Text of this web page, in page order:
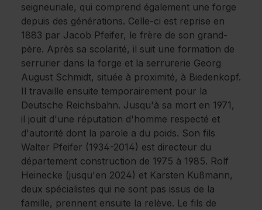
seigneuriale, qui comprend également une forge
depuis des générations. Celle-ci est reprise en
1883 par Jacob Pfeifer, le frère de son grand-
père. Après sa scolarité, il suit une formation de
serrurier dans la forge et la serrurerie Georg
August Schmidt, située à proximité, à Biedenkopf.
Il travaille ensuite temporairement pour la
Deutsche Reichsbahn. Jusqu'à sa mort en 1971,
il jouit d'une réputation d'homme respecté et
d'autorité dont la parole a du poids. Son fils
Walter Pfeifer (1934-2014) est directeur du
département construction de 1975 à 1985. Rolf
Heinecke (jusqu'en 2024) et Karsten Kußmann,
deux spécialistes qui ne sont pas issus de la
famille, prennent ensuite la relève. Le fils de